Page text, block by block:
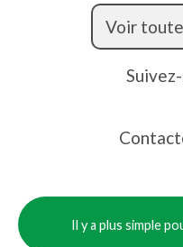
Voir
Il y a plus simple